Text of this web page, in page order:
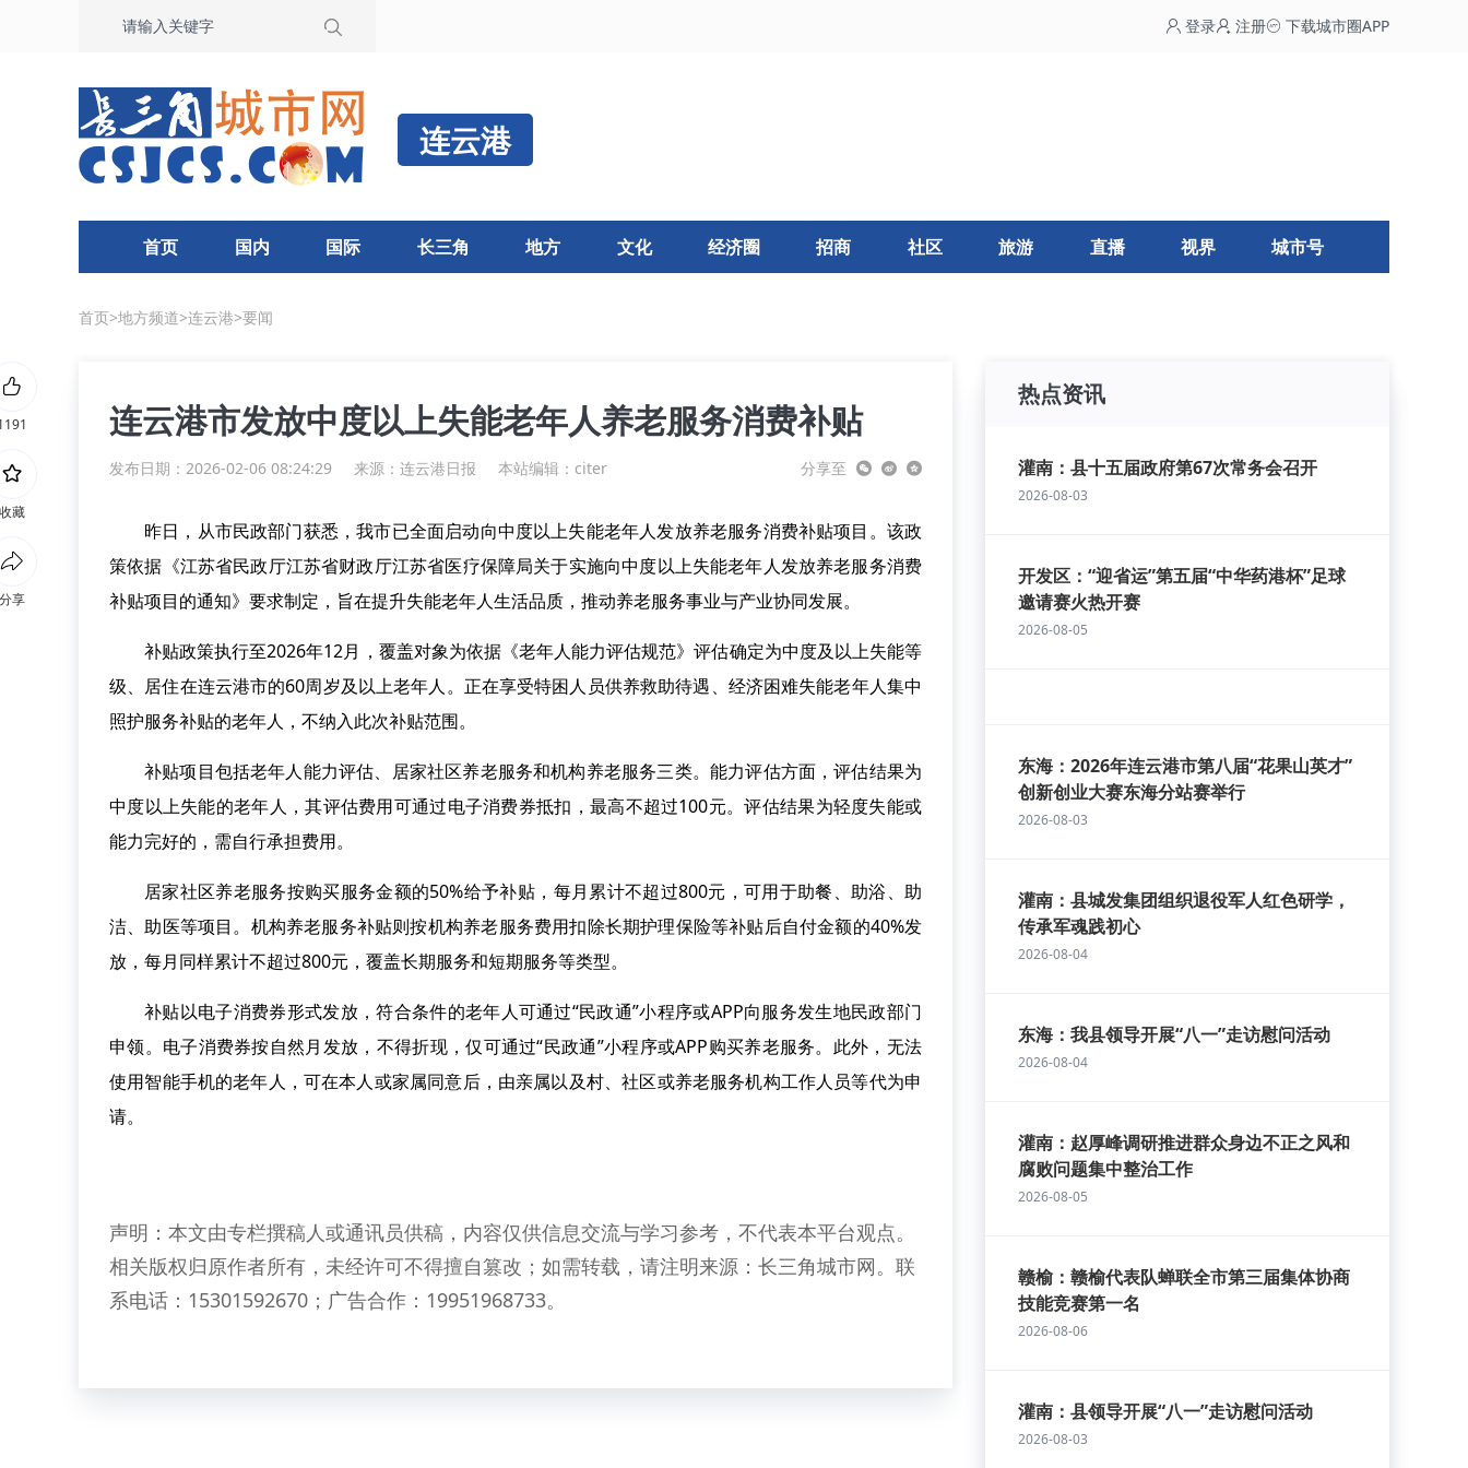
登录 注册 下载城市圈APP
连云港
首页 国内 国际 长三角 地方 文化 经济圈 招商 社区 旅游 直播 视界 城市号
首页>地方频道>连云港>要闻
连云港市发放中度以上失能老年人养老服务消费补贴
发布日期：2026-02-06 08:24:29 来源： 连云港日报 本站编辑：citer 分享至
昨日，从市民政部门获悉，我市已全面启动向中度以上失能老年人发放养老服务消费补贴项目。该政
策依据《江苏省民政厅江苏省财政厅江苏省医疗保障局关于实施向中度以上失能老年人发放养老服务消费
补贴项目的通知》要求制定，旨在提升失能老年人生活品质，推动养老服务事业与产业协同发展。
补贴政策执行至2026年12月，覆盖对象为依据《老年人能力评估规范》评估确定为中度及以上失能等
级、居住在连云港市的60周岁及以上老年人。正在享受特困人员供养救助待遇、经济困难失能老年人集中
照护服务补贴的老年人，不纳入此次补贴范围。
补贴项目包括老年人能力评估、居家社区养老服务和机构养老服务三类。能力评估方面，评估结果为
中度以上失能的老年人，其评估费用可通过电子消费券抵扣，最高不超过100元。评估结果为轻度失能或
能力完好的，需自行承担费用。
居家社区养老服务按购买服务金额的50%给予补贴，每月累计不超过800元，可用于助餐、助浴、助
洁、助医等项目。机构养老服务补贴则按机构养老服务费用扣除长期护理保险等补贴后自付金额的40%发
放，每月同样累计不超过800元，覆盖长期服务和短期服务等类型。
补贴以电子消费券形式发放，符合条件的老年人可通过“民政通”小程序或APP向服务发生地民政部门
申领。电子消费券按自然月发放，不得折现，仅可通过“民政通”小程序或APP购买养老服务。此外，无法
使用智能手机的老年人，可在本人或家属同意后，由亲属以及村、社区或养老服务机构工作人员等代为申
请。
声明：本文由专栏撰稿人或通讯员供稿，内容仅供信息交流与学习参考，不代表本平台观点。
相关版权归原作者所有，未经许可不得擅自篡改；如需转载，请注明来源：长三角城市网。联
系电话：15301592670；广告合作：19951968733。
热点资讯
灌南：县十五届政府第67次常务会召开
2026-08-03
开发区：“迎省运”第五届“中华药港杯”足球
邀请赛火热开赛
2026-08-05
东海：2026年连云港市第八届“花果山英才”
创新创业大赛东海分站赛举行
2026-08-03
灌南：县城发集团组织退役军人红色研学，
传承军魂践初心
2026-08-04
东海：我县领导开展“八一”走访慰问活动
2026-08-04
灌南：赵厚峰调研推进群众身边不正之风和
腐败问题集中整治工作
2026-08-05
赣榆：赣榆代表队蝉联全市第三届集体协商
技能竞赛第一名
2026-08-06
灌南：县领导开展“八一”走访慰问活动
2026-08-03
收藏
分享